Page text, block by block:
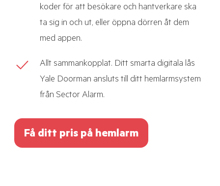
koder för att besökare och hantverkare ska
ta sig in och ut, eller öppna dörren åt dem
med appen.
Allt sammankopplat. Ditt smarta digitala lås
Yale Doorman ansluts till ditt hemlarmsystem
från Sector Alarm.
Få ditt pris på hemlarm